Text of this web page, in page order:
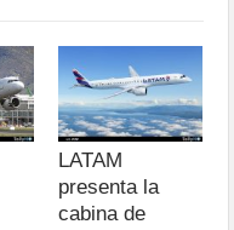
LATAM
presenta la
cabina de